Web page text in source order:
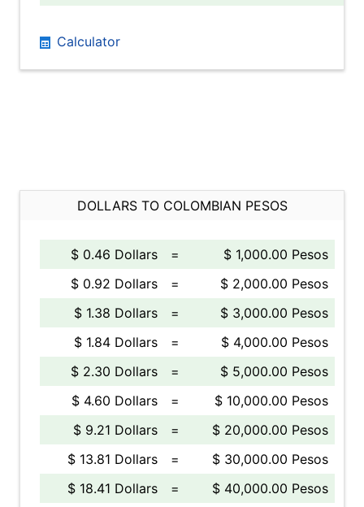
Calculator
DOLLARS TO COLOMBIAN PESOS
$ 0.46 Dollars =
$ 1,000.00 Pesos
$ 0.92 Dollars
=
$ 2,000.00 Pesos
$ 1.38 Dollars
=
$ 3,000.00 Pesos
$ 1.84 Dollars
=
$ 4,000.00 Pesos
$ 2.30 Dollars
=
$ 5,000.00 Pesos
$ 4.60 Dollars
=
$ 10,000.00 Pesos
$ 9.21 Dollars
=
$ 20,000.00 Pesos
$ 13.81 Dollars
=
$ 30,000.00 Pesos
$ 18.41 Dollars
= $ 40,000.00 Pesos